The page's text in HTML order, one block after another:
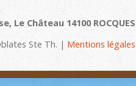
Le Château 14100 ROCQUES
Ste Th. |Mentions légales